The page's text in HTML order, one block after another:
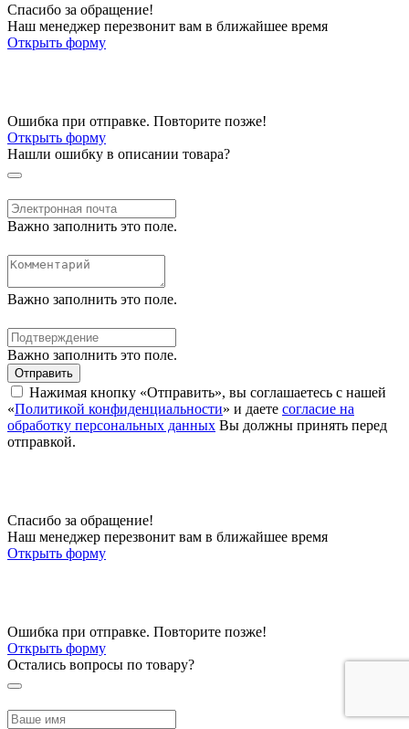
Спасибо за обращение!
Наш менеджер перезвонит вам в ближайшее время
Открыть форму
Ошибка при отправке. Повторите позже!
Открыть форму
Нашли ошибку в описании товара?
Важно заполнить это поле.
Важно заполнить это поле.
Важно заполнить это поле.
Отправить
Нажимая кнопку «Отправить», вы соглашаетесь с нашей
«Политикой конфиденциальности» и даете согласие на
обработку персональных данных Вы должны принять перед
отправкой.
Спасибо за обращение!
Наш менеджер перезвонит вам в ближайшее время
Открыть форму
Ошибка при отправке. Повторите позже!
Открыть форму
Остались вопросы по товару?